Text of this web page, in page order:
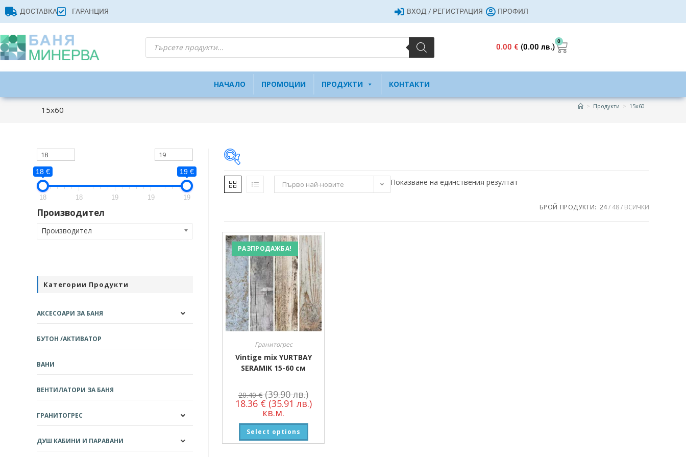
ДОСТАВКА ГАРАНЦИЯ ВХОД / РЕГИСТРАЦИЯ ПРОФИЛ
0.00€ (0.00 лв.)
0
НАЧАЛО ПРОМОЦИИ ПРОДУКТИ КОНТАКТИ
15x60 > Продукти > 15x60
Производител
Производител
Първо най-новите Показване на единствения резултат
БРОЙ ПРОДУКТИ: 24 48 ВСИЧКИ
РАЗПРОДАЖБА!
Гранитогрес
Vintige mix YURTBAY
SERAMIK 15-60 см
20.40€ (39.90 лв.)
18.36 € (35.91 лв.)
кв.м.
Select options
18 € 19 €
18 18 19 19 19
Производител
Производител
Категории Продукти
АКСЕСОАРИ ЗА БАНЯ
БУТОН /АКТИВАТОР
ВАНИ
ВЕНТИЛАТОРИ ЗА БАНЯ
ГРАНИТОГРЕС
ДУШ КАБИНИ И ПАРАВАНИ